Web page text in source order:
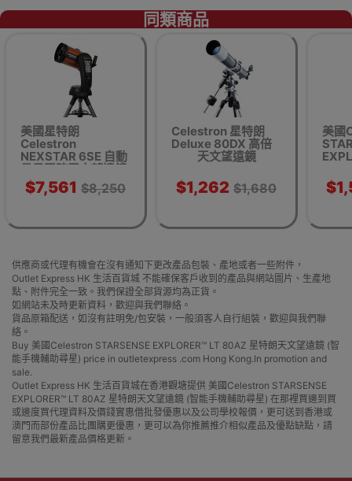
同類商品
美國星特朗
Celestron
NEXSTAR 6SE 自動
尋星跟踪天文望遠鏡
| 平行進口版本
$7,561 $8,250
Celestron 星特朗
Deluxe 80DX 高倍
天文望遠鏡
$1,262 $1,680
美國
遠
供應商或代理有機會在沒有通知下更改產品包裝、產地或者一些附件，
Outlet Express HK 生活百貨城 不能確保客戶收到的產品與網站圖片、生產地
點、附件完全一致。我們保證全部貨源均為正貨。
如網站未及時更新資料，歡迎與我們聯絡。
貨品原箱配送，如沒有註明免/包安裝，一般須客人自行組裝，歡迎與我們聯
絡。
Buy 美國Celestron STARSENSE EXPLORER™ LT 80AZ 星特朗天文望遠鏡 (智
能手機輔助尋星) price in outletexpress .com Hong Kong.In promotion and
sale.
Outlet Express HK 生活百貨城在香港觀塘提供 美國Celestron STARSENSE
EXPLORER™ LT 80AZ 星特朗天文望遠鏡 (智能手機輔助尋星) 在那裡買邊到買
或邊度買代理資料及價錢實惠借批發優惠以及公司學校報價，更可送到香港或
澳門而部份產品比團購更優惠，更可以為你推薦推介相似產品及優點缺點，請
留意我們最新產品價格更新。